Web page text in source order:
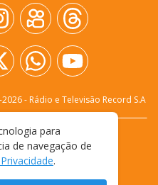
2026- Rádio e Televisão Record S.A
PRIVACIDADE
DE USO
para
de navegação de
.